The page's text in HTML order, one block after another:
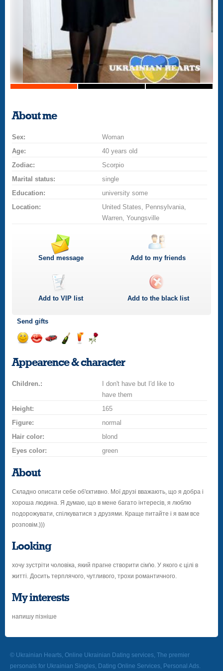
About me
Sex:
Woman
Age:
40 years old
Zodiac:
Scorpio
Marital status:
single
Education:
university some
Location:
United States, Pennsylvania,
Warren, Youngsville
Send message Add to my friends
Add toVIP list Add to the black list
Send gifts
smile
a
champagne
drinkflower
Appearence & character
Children.:
I don't have but I'd like to
have them
Height:
165
Figure:
normal
Hair color:
blond
Eyes color:
green
About
Складно описати себе об'єктивно. Мої друзі вважають, що я добра і
хороша людина. Я думаю, що в мене багато інтересів, я люблю
подорожувати, спілкуватися з друзями. Краще питайте і я вам все
розповім.)))
Looking
хочу зустріти чоловіка, який прагне створити сім'ю. У якого є цілі в
житті. Досить терплячого, чутливого, трохи романтичного.
My interests
напишу пізніше
© Ukrainian Hearts, Online Ukrainian Dating services, The premier
personals for Ukrainian Singles, Dating Online Services, Personal Ads.